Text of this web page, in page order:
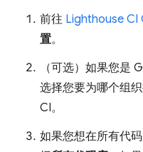
前往 Lighthouse CI
置。
（可选）如果您是
选择您要为哪个组
CI。
如果您想在所有代